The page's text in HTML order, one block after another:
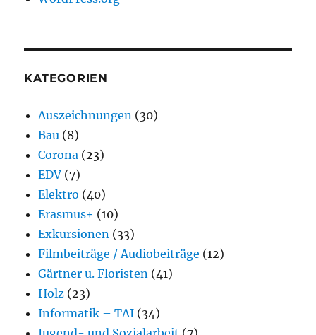
KATEGORIEN
Auszeichnungen (30)
Bau (8)
Corona (23)
EDV (7)
Elektro (40)
Erasmus+ (10)
Exkursionen (33)
Filmbeiträge / Audiobeiträge (12)
Gärtner u. Floristen (41)
Holz (23)
Informatik – TAI (34)